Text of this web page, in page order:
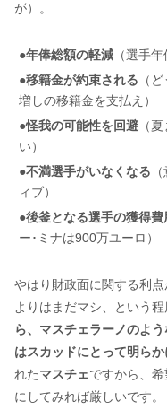
が）。
●年俸総額の軽減 （選手
●移籍金が約束される （
増しの移籍金を支払え）
●怪我の可能性を回避 （
い）
●不満選手がいなくなる
ィブ）
●後釜となる選手の獲得
ー･ミナは900万ユーロ）
やはり財政面に関する利
よりはまだマシ、という程
ら、マスチェラーノのよ
はスカッドにとって明ら
れたマスチェですから、
にしてみれば厳しいです。